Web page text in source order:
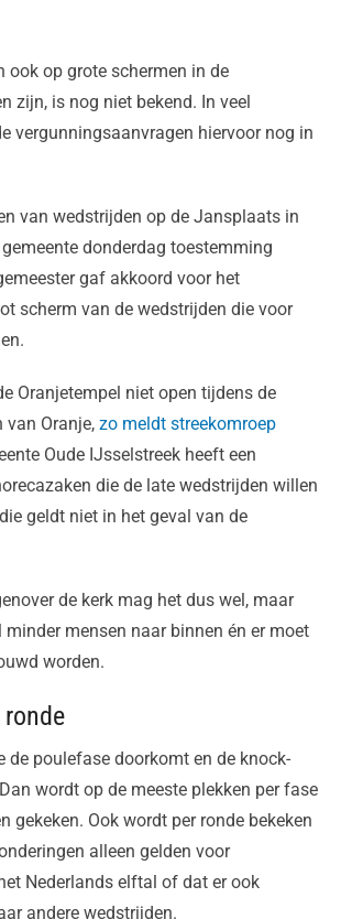
ook op grote schermen in de
zijn, is nog niet bekend. In veel
vergunningsaanvragen hiervoor nog in
van wedstrijden op de Jansplaats in
donderdag toestemming
gaf akkoord voor het
scherm van de wedstrijden die voor
Oranjetempel niet open tijdens de
van Oranje, zo meldt streekomroep
Oude IJsselstreek heeft een
die de late wedstrijden willen
geldt niet in het geval van de
de kerk mag het dus wel, maar
minder mensen naar binnen én er moet
worden.
de poulefase doorkomt en de knock-
wordt op de meeste plekken per fase
gekeken. Ook wordt per ronde bekeken
alleen gelden voor
Nederlands elftal of dat er ook
andere wedstrijden.